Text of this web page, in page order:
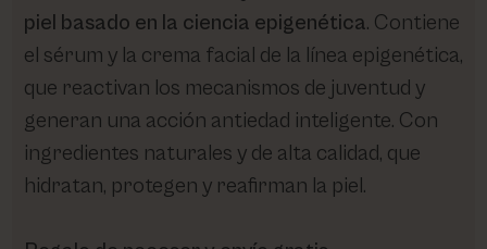
piel basado en la ciencia epigenética. Contiene
el sérum y la crema facial de la línea epigenética,
que reactivan los mecanismos de juventud y
generan una acción antiedad inteligente. Con
ingredientes naturales y de alta calidad, que
hidratan, protegen y reafirman la piel.